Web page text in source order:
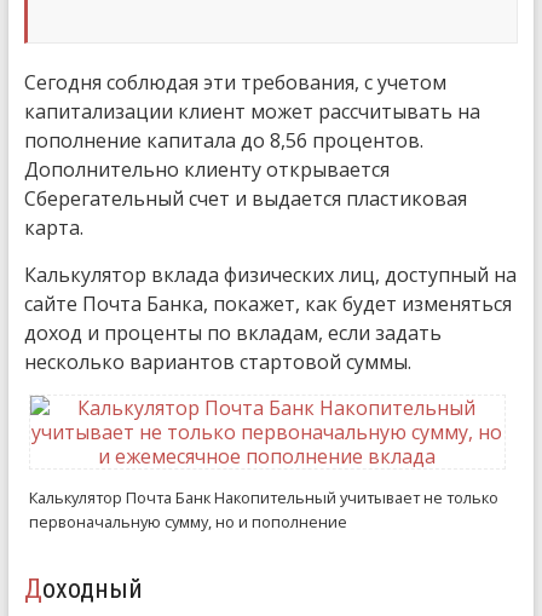
Сегодня соблюдая эти требования, с учетом
капитализации клиент может рассчитывать на
пополнение капитала до 8,56 процентов.
Дополнительно клиенту открывается
Сберегательный счет и выдается пластиковая
карта.
Калькулятор вклада физических лиц, доступный на
сайте Почта Банка, покажет, как будет изменяться
доход и проценты по вкладам, если задать
несколько вариантов стартовой суммы.
Калькулятор Почта Банк Накопительный учитывает не только
первоначальную сумму, но и пополнение
Доходный